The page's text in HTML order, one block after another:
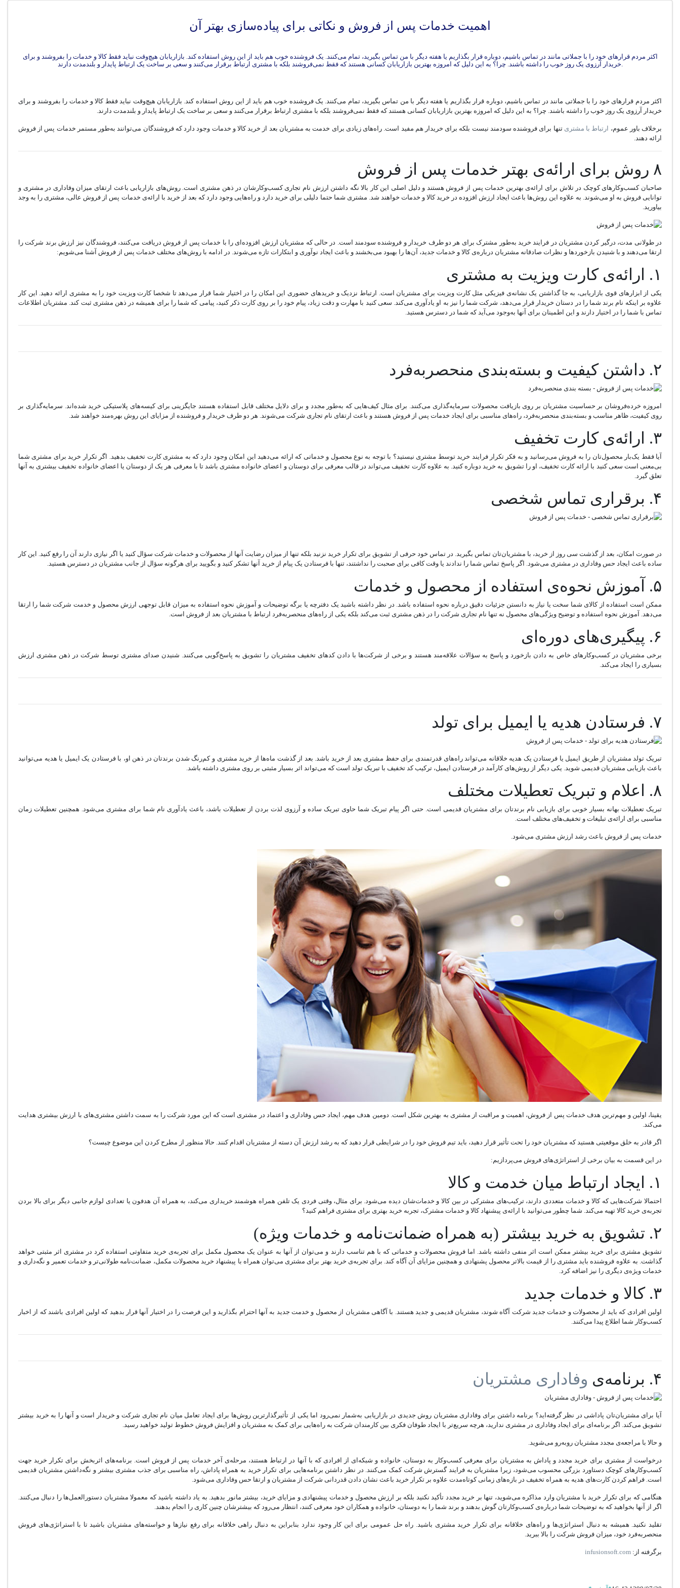
اهمیت خدمات پس از فروش و نکاتی برای پیاده‌سازی بهتر آن
اکثر مردم قرارهای‌ خود را با جملاتی مانند در تماس باشیم، دوباره قرار بگذاریم یا هفته دیگر با من تماس بگیرید، تمام می‌کنند. یک فروشنده خوب هم باید از این روش استفاده کند. بازاریابان هیچ‌وقت نباید فقط کالا و خدمات را بفروشند و برای
خریدار آرزوی یک روز خوب را داشته باشند. چرا؟ به این دلیل که امروزه بهترین بازاریابان کسانی هستند که فقط نمی‌فروشند بلکه با مشتری ارتباط برقرار می‌کنند و سعی بر ساخت یک ارتباط پایدار و بلندمدت دارند.
اکثر مردم قرارهای‌ خود را با جملاتی مانند در تماس باشیم، دوباره قرار بگذاریم یا هفته دیگر با من تماس بگیرید، تمام می‌کنند. یک فروشنده خوب هم باید از این روش استفاده کند. بازاریابان هیچ‌وقت نباید فقط کالا و خدمات را بفروشند و برای
خریدار آرزوی یک روز خوب را داشته باشند. چرا؟ به این دلیل که امروزه بهترین بازاریابان کسانی هستند که فقط نمی‌فروشند بلکه با مشتری ارتباط برقرار می‌کنند و سعی بر ساخت یک ارتباط پایدار و بلندمدت دارند.
برخلاف باور عموم، ارتباط با مشتری تنها برای فروشنده سودمند نیست بلکه برای خریدار هم مفید است. راه‌های زیادی برای خدمت به مشتریان بعد از خرید کالا و خدمات وجود دارد که فروشند‌گان می‌توانند به‌طور مستمر خدمات پس از فروش
ارائه دهند.
۸ روش برای ارائه‌ی بهتر خدمات پس از فروش
صاحبان کسب‌و‌کارهای کوچک در تلاش برای ارائه‌ی بهترین خدمات پس از فروش هستند و دلیل اصلی این کار بالا نگه داشتن ارزش نام تجاری کسب‌و‌کارشان در ذهن مشتری است. روش‌های بازاریابی باعث ارتقای میزان وفاداری در مشتری و
توانایی فروش به او می‌شوند. به علاوه این روش‌ها باعث ایجاد ارزش افزوده در خرید کالا و خدمات خواهند شد. مشتری شما حتما دلیلی برای خرید دارد و راه‌هایی وجود دارد که بعد از خرید با ارائه‌ی خدمات پس از فروش عالی، مشتری را به وجد
بیاورید.
در طولانی مدت، درگیر کردن مشتریان در فرایند خرید به‌طور مشترک برای هر دو طرف خریدار و فروشنده سودمند است. در حالی که مشتریان ارزش افزوده‌ای را با خدمات پس از فروش دریافت می‌کنند، فروشندگان نیز ارزش برند شرکت را
ارتقا می‌دهند و با شنیدن بازخوردها و نظرات صادقانه مشتریان درباره‌ی کالا و خدمات جدید، آن‌ها را بهبود می‌بخشند و باعث ایجاد نوآوری و ابتکارات تازه می‌شوند. در ادامه با روش‌های مختلف خدمات پس از فروش آشنا می‌شویم:
۱. ارائه‌ی کارت ویزیت به مشتری
یکی از ابزارهای قوی بازاریابی، به جا گذاشتن یک نشانه‌ی فیزیکی مثل کارت ویزیت برای مشتریان است. ارتباط نزدیک و خریدهای حضوری این امکان را در اختیار شما قرار می‌دهد تا شخصا کارت ویزیت خود را به مشتری ارائه دهید. این کار
علاوه بر اینکه نام برند شما را در دستان خریدار قرار می‌دهد، شرکت شما را نیز به او یادآوری می‌کند. سعی کنید با مهارت و دقت زیاد، پیام خود را بر روی کارت ذکر کنید، پیامی که شما را برای همیشه در ذهن مشتری ثبت کند. مشتریان اطلاعات
تماس با شما را در اختیار دارند و این اطمینان برای آنها به‌وجود می‌آید که شما در دسترس هستید.
۲. داشتن کیفیت و بسته‌بندی منحصر‌به‌فرد
امروزه خرده‌فروشان بر حساسیت مشتریان بر روی بازیافت محصولات سرمایه‌گذاری می‌کنند. برای مثال کیف‌هایی که به‌طور مجدد و برای دلایل مختلف قابل استفاده هستند جایگزینی برای کیسه‌های پلاستیکی خرید شده‌اند. سرمایه‌گذاری بر
روی کیفیت، ظاهر مناسب و بسته‌بندی منحصر‌به‌فرد، راه‌های مناسبی برای ایجاد خدمات پس از فروش هستند و باعث ارتقای نام تجاری شرکت می‌شوند. هر دو طرف خریدار و فروشنده از مزایای این روش بهره‌مند خواهند شد.
۳. ارائه‌ی کارت تخفیف
آیا فقط یک‌بار محصول‌تان را به فروش می‌رسانید و به فکر تکرار فرایند خرید توسط مشتری نیستید؟ با توجه به نوع محصول و خدماتی که ارائه می‌دهید این امکان وجود دارد که به مشتری کارت تخفیف بدهید. اگر تکرار خرید برای مشتری شما
بی‌معنی است سعی کنید با ارائه کارت تخفیف، او را تشویق به خرید دوباره کنید. به علاوه کارت تخفیف می‌تواند در قالب معرفی برای دوستان و اعضای خانواده مشتری باشد تا با معرفی هر یک از دوستان یا اعضای خانواده تخفیف بیشتری به آنها
تعلق گیرد.
۴. برقراری تماس شخصی
در صورت امکان، بعد از گذشت سی روز از خرید، با مشتریان‌تان تماس بگیرید. در تماس‌ خود حرفی از تشویق برای تکرار خرید نزنید بلکه تنها از میزان رضایت آنها از محصولات و خدمات شرکت سؤال کنید یا اگر نیازی دارند آن را رفع کنید. این کار
ساده باعث ایجاد حس وفاداری در مشتری می‌شود. اگر پاسخ تماس شما را ندادند یا وقت کافی برای صحبت را نداشتند، تنها با فرستادن یک پیام از خرید آنها تشکر کنید و بگویید برای هرگونه سؤال از جانب‌ مشتریان در دسترس هستید.
۵. آموزش نحوه‌ی استفاده از محصول و خدمات
ممکن است استفاده از کالای شما سخت یا نیاز به دانستن جزئیات دقیق درباره نحوه استفاده باشد. در نظر داشته باشید یک دفترچه یا برگه توضیحات و آموزش نحوه استفاده به میزان قابل توجهی ارزش محصول و خدمت شرکت شما را ارتقا
می‌دهد. آموزش نحوه استفاده و توضیح ویژگی‌های محصول نه تنها نام تجاری شرکت را در ذهن مشتری ثبت می‌کند بلکه یکی از راه‌های منحصربه‌فرد ارتباط با مشتریان بعد از فروش است.
۶. پیگیری‌های دوره‌ای
برخی مشتریان در کسب‌و‌کار‌های خاص به دادن بازخورد و پاسخ به سؤالات علاقه‌مند هستند و برخی از شرکت‌ها با دادن کدهای تخفیف مشتریان را تشویق به پاسخ‌گویی می‌کنند. شنیدن صدای مشتری توسط شرکت در ذهن مشتری ارزش
بسیاری را ایجاد می‌کند.
۷. فرستادن هدیه یا ایمیل برای تولد
تبریک تولد مشتریان از طریق ایمیل یا فرستادن یک هدیه خلاقانه می‌تواند را‌ه‌های قدرتمندی برای حفظ مشتری بعد از خرید باشد. بعد از گذشت ما‌ه‌ها از خرید مشتری و کم‌رنگ شدن برند‌تان در ذهن او، با فرستادن یک ایمیل یا هدیه می‌توانید
باعث بازیابی مشتریان قدیمی شوید. یکی دیگر از روش‌های کارآمد در فرستادن ایمیل، ترکیب کد‌ تخفیف با تبریک تولد است که می‌تواند اثر بسیار مثبتی بر روی مشتری داشته باشد.
۸. اعلام و تبریک تعطیلات مختلف
تبریک تعطیلات بهانه بسیار خوبی برای بازیابی نام برندتان برای مشتریان قدیمی است. حتی اگر پیام تبریک شما حاوی تبریک ساده و آرزوی لذت بردن از تعطیلات باشد، باعث یادآوری نام شما برای مشتری می‌شود. همچنین تعطیلات زمان
مناسبی برای ارائه‌ی تبلیغات و تخفیف‌های مختلف است.
خدمات پس از فروش باعث رشد ارزش مشتری می‌شود.
یقینا، اولین و مهم‌ترین هدف خدمات پس از فروش، اهمیت و مراقبت از مشتری به بهترین شکل است. دومین هدف مهم، ایجاد حس وفاداری و اعتماد در مشتری است که این مورد شرکت را به سمت داشتن مشتری‌های با ارزش بیشتری هدایت
می‌کند.
اگر قادر به خلق موقعیتی هستید که مشتریان خود را تحت تأثیر قرار دهید، باید تیم فروش خود را در شرایطی قرار دهید که به رشد ارزش آن دسته از مشتریان اقدام کنند. حالا منظور از مطرح کردن این موضوع چیست؟
در این قسمت به بیان برخی از استراتژی‌های فروش می‌پردازیم:
۱. ایجاد ارتباط میان خدمت و کالا
احتمالا شرکت‌هایی که کالا و خدمات متعددی دارند، ترکیب‌های مشترکی در بین کالا و خدمات‌شان دیده می‌شود. برای مثال، وقتی فردی یک تلفن همراه هوشمند خریداری می‌کند، به همراه آن هدفون یا تعدادی لوازم جانبی دیگر برای بالا بردن
تجربه‌ی خرید کالا تهیه می‌کند. شما چطور می‌توانید با ارائه‌ی پیشنهاد کالا و خدمات مشترک، تجربه خرید بهتری برای مشتری فراهم کنید؟
۲. تشویق به خرید بیشتر (به همراه ضمانت‌نامه و خدمات ویژه)
تشویق مشتری برای خرید بیشتر ممکن است اثر منفی داشته باشد. اما فروش محصولات و خدماتی که با هم تناسب دارند و می‌توان از آنها به عنوان یک محصول مکمل برای تجربه‌ی خرید متفاوتی استفاده کرد در مشتری اثر مثبتی خواهد
گذاشت. به علاوه فروشنده باید مشتری را از قیمت بالاتر محصول پشنهادی و همچنین مزایای آن آگاه کند. برای تجربه‌ی خرید بهتر برای مشتری می‌توان همراه با پیشنهاد خرید محصولات مکمل، ضمانت‌نامه طولانی‌تر و خدمات تعمیر و نگه‌داری و
خدمات ویژه‌ی دیگری را نیز اضافه کرد.
۳. کالا و خدمات جدید
اولین افرادی که باید از محصولات و خدمات جدید شرکت آگاه شوند، مشتریان قدیمی و جدید هستند. با آگاهی مشتریان از محصول و خدمت جدید به آنها احترام بگذارید و این فرصت را در اختیار آنها قرار بدهید که اولین افرادی باشند که از اخبار
کسب‌وکار شما اطلاع پیدا می‌کنند.
۴. برنامه‌‌ی وفاداری مشتریان
آیا برای مشتریان‌تان پاداشی در نظر گرفته‌اید؟ برنامه داشتن برای وفاداری مشتریان روش جدیدی در بازاریابی به‌شمار نمی‌رود اما یکی از تأثیرگذارترین روش‌ها برای ایجاد تعامل میان نام تجاری شرکت و خریدار است و آنها را به خرید بیشتر
تشویق می‌کند. اگر برنامه‌ای برای ایجاد وفاداری در مشتری ندارید، هرچه سریع‌تر با ایجاد طوفان فکری بین کارمندان شرکت به راه‌هایی برای کمک به مشتریان و افزایش فروش خطوط تولید خواهید رسید.
و حالا با مراجعه‌ی مجدد مشتریان روبه‌رو می‌شوید.
درخواست از مشتری برای خرید مجدد و پاداش به مشتریان برای معرفی کسب‌وکار به دوستان، خانواده و شبکه‌ای از افرادی که با آنها در ارتباط هستند، مرحله‌ی آخر خدمات پس از فروش است. برنامه‌های اثربخش برای تکرار خرید جهت
کسب‌وکارهای کوچک دستاورد بزرگی محسوب می‌شود، زیرا مشتریان به فرایند گسترش شرکت کمک می‌کنند. در نظر داشتن برنامه‌هایی برای تکرار خرید به همراه پاداش، راه مناسبی برای جذب مشتری بیشتر و نگه‌داشتن مشتریان قدیمی
است. فراهم کردن کارت‌های هدیه به همراه تخفیف در بازه‌های زمانی کوتاه‌مدت علاوه بر تکرار خرید باعث نشان دادن قدردانی شرکت از مشتریان و ارتقا حس وفاداری ‌می‌شود.
هنگامی که برای تکرار خرید با مشتریان وارد مذاکره می‌شوید، تنها بر خرید مجدد تأکید نکنید بلکه بر ارزش محصول و خدمات پیشنهادی و مزایای خرید، بیشتر مانور بدهید. به یاد داشته باشید که معمولا مشتریان دستورالعمل‌ها را دنبال می‌کنند.
اگر از آنها بخواهید که به توضیحات شما درباره‌ی کسب‌وکارتان گوش بدهند و برند شما را به دوستان، خانواده و همکاران خود معرفی کنند، انتظار می‌رود که بیشترشان چنین کاری را انجام بدهند.
تقلید نکنید. همیشه به دنبال استراتژی‌ها و راه‌های خلاقانه برای تکرار خرید مشتری باشید. راه حل عمومی برای این کار وجود ندارد بنابراین به دنبال راهی خلاقانه برای رفع نیازها و خواسته‌های مشتریان باشید تا با استراتژی‌های فروش
منحصربه‌فرد خود، میزان فروش شرکت را بالا ببرید.
برگرفته از: infusionsoft.com